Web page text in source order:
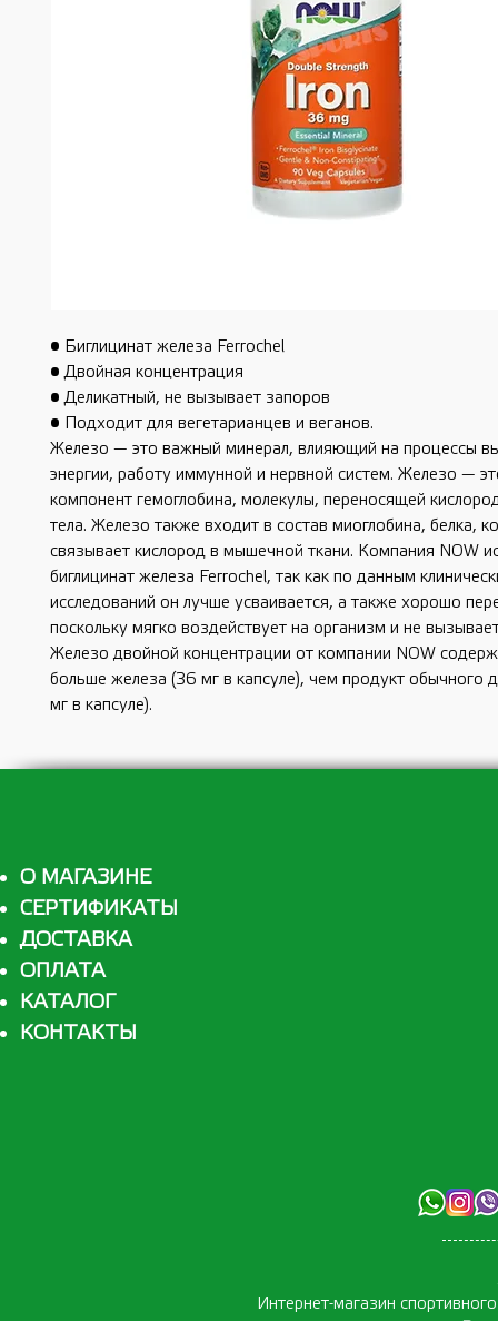
• Биглицинат железа Ferrochel
• Двойная концентрация
• Деликатный, не вызывает запоров
• Подходит для вегетарианцев и веганов.
Железо — это важный минерал, влияющий на процессы
энергии, работу иммунной и нервной систем. Железо —
компонент гемоглобина, молекулы, переносящей
тела. Железо также входит в состав миоглобина, белка,
связывает кислород в мышечной ткани. Компания NOW
биглицинат железа Ferrochel, так как по данным
исследований он лучше усваивается, а также хорошо
поскольку мягко воздействует на организм и не
Железо двойной концентрации от компании NOW
больше железа (36 мг в капсуле), чем продукт обычного
мг в капсуле).
О МАГАЗИНЕ
СЕРТИФИКАТЫ
ДОСТАВКА
ОПЛАТА
КАТАЛОГ
КОНТАКТЫ
Интернет-магазин